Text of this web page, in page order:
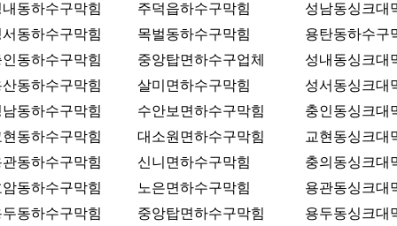
동하수구막힘
주덕읍하수구막힘
성남동싱크대
동하수구막힘
목벌동하수구막힘
용탄동하수구
동하수구막힘
중앙탑면하수구업체
성내동싱크대
동하수구막힘
살미면하수구막힘
성서동싱크대
동하수구막힘
수안보면하수구막힘
충인동싱크대
동하수구막힘
대소원면하수구막힘
교현동싱크대
동하수구막힘
신니면하수구막힘
충의동싱크대
동하수구막힘
노은면하수구막힘
용관동싱크대
동하수구막힘
중앙탑면하수구막힘
용두동싱크대